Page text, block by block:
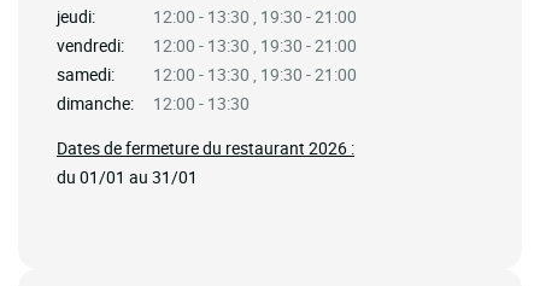
jeudi:
12:00 - 13:30 , 19:30 - 21:00
vendredi:
12:00 - 13:30 , 19:30 - 21:00
samedi:
12:00 - 13:30 , 19:30 - 21:00
dimanche:
12:00 - 13:30
Dates de fermeture du restaurant 2026 :
du 01/01 au 31/01